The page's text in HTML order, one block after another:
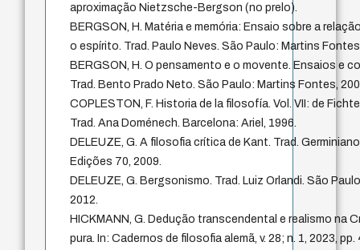
aproximação Nietzsche-Bergson (no prelo).
BERGSON, H. Matéria e memória: Ensaio sobre a
o espírito. Trad. Paulo Neves. São Paulo: Martins
BERGSON, H. O pensamento e o movente. Ensaios e
Trad. Bento Prado Neto. São Paulo: Martins Fontes,
COPLESTON, F. Historia de la filosofía. Vol. VII: de
Trad. Ana Doménech. Barcelona: Ariel, 1996.
DELEUZE, G. A filosofia crítica de Kant. Trad.
Edições 70, 2009.
DELEUZE, G. Bergsonismo. Trad. Luiz Orlandi. São
2012.
HICKMANN, G. Dedução transcendental e realismo na
pura. In: Cadernos de filosofia alemã, v. 28; n. 1, 2023,